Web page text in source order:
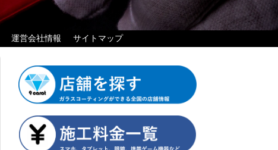
運営会社情報 サイトマップ